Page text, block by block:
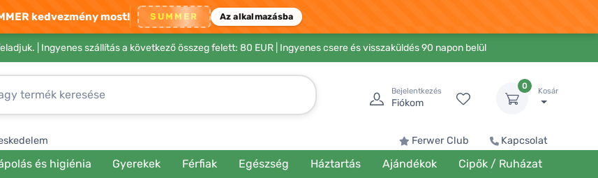
kedvezmény most! SUMMER Az alkalmazásba
| Ingyenes szállítás a következő összeg felett: 80 EUR | Ingyenes csere és visszaküldés 90 napon belül
Bejelentkezés
Fiókom
0
Kosár
Ferwer Club Kapcsolat
és higiénia Gyerekek Férfiak Egészség Háztartás Ajándékok Cipők / Ruházat